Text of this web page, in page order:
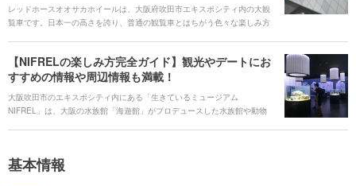
ス|https://haveagood.holiday/articles/1358]
レッドホースオオサカホイールは、大阪府吹田市エキスポシティ内の大観
覧車です。日本一の高さを誇り、普通の観覧車とはちがう色々な楽しみ方
【NIFRELの楽しみ方完全ガイド】観光やデートにお
すすめの情報や周辺情報も満載！
大阪吹田市のエキスポシティ内にある「生きているミュージアム
NIFREL」は、大阪の水族館「海遊館」がプロデュースした水族館や動物
基本情報